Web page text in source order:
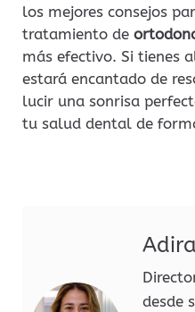
los mejores consejos
tratamiento de
más efectivo. Si tienes
estará encantado de
lucir una sonrisa
tu salud dental de
desde